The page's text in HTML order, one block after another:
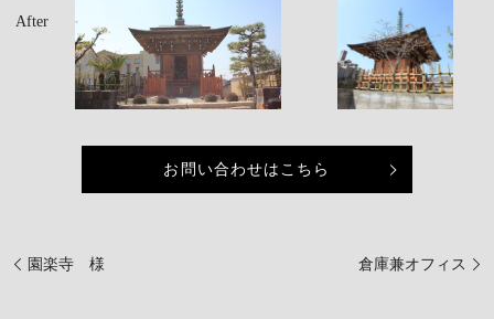
After
お問い合わせはこちら
園楽寺 様 倉庫兼オフィス